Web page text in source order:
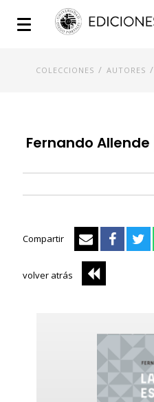
COLECCIONES /AUTORES /
Fernando Allende
Compartir
volver atrás